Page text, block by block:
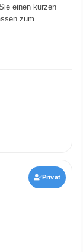
einen kurzen
zum ...
Privat